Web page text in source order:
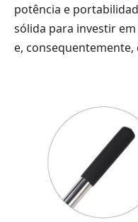
potência e
sólida para investir
e,